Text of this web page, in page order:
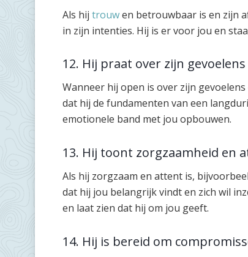
Als hij trouwen betrouwbaar is en zijn
in zijn intenties. Hij is er voor jou en
12. Hij praat over zijn gevoelens
Wanneer hij open is over zijn
dat hij de fundamenten van een
emotionele band met jou opbouwen.
13. Hij toont zorgzaamheid en
Als hij zorgzaam en attent is,
dat hij jou belangrijk vindt en zich wil
en laat zien dat hij om jou geeft.
14. Hij is bereid om